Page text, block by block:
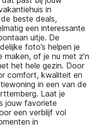
in
beste deals,
een interessante
uitje. De
foto’s helpen je
of je nu met z’n
het hele gezin. Door
comfort, kwaliteit en
in een van de
Laat je
jouw favoriete
een verblijf vol
in